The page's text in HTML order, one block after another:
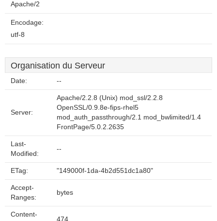
Apache/2
Encodage:
utf-8
Organisation du Serveur
Date: --
Server:
Apache/2.2.8 (Unix) mod_ssl/2.2.8
OpenSSL/0.9.8e-fips-rhel5
mod_auth_passthrough/2.1 mod_bwlimited/1.4
FrontPage/5.0.2.2635
Last-
Modified:
--
ETag: "149000f-1da-4b2d551dc1a80"
Accept-
Ranges:
bytes
Content-
474